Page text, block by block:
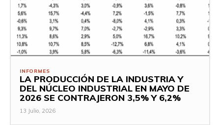
INFORMES
LA PRODUCCIÓN DE LA INDUSTRIA Y
DEL NÚCLEO INDUSTRIAL EN MAYO DE
2026 SE CONTRAJERON 3,5% Y 6,2%
13 Julio, 2026